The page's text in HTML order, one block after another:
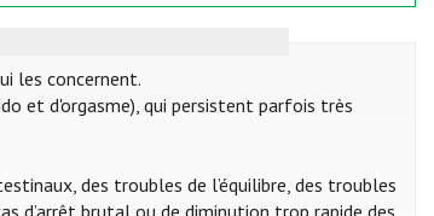
les concernent.
et d'orgasme), qui persistent parfois très
des troubles de l’équilibre, des troubles